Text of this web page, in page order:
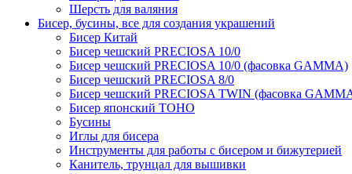
Шерсть для валяния
Бисер, бусины, все для создания украшений
Бисер Китай
Бисер чешский PRECIOSA 10/0
Бисер чешский PRECIOSA 10/0 (фасовка GAMMA)
Бисер чешский PRECIOSA 8/0
Бисер чешский PRECIOSA TWIN (фасовка
Бисер японский TOHO
Бусины
Иглы для бисера
Инструменты для работы с бисером и бижутерией
Канитель, трунцал для вышивки